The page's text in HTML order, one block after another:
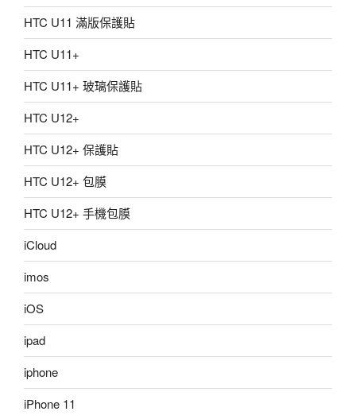
HTC U11 滿版保護貼
HTC U11+
HTC U11+ 玻璃保護貼
HTC U12+
HTC U12+ 保護貼
HTC U12+ 包膜
HTC U12+ 手機包膜
iCloud
imos
iOS
ipad
iphone
iPhone 11